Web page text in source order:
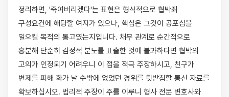
정리하면, '죽여버리겠다'는 표현은 형식적으로 협박죄
구성요건에 해당할 여지가 있으나, 핵심은 그것이 공포심을
일으킬 목적의 통고였는지입니다. 채무 관계로 순간적으로
흥분해 단순히 감정적 분노를 표출한 것에 불과하다면 협박의
고의가 인정되기 어려우니 이 점을 적극 주장하시고, 친구가
변제를 피해 화가 날 수밖에 없었던 경위를 뒷받침할 통신 자료를
확보하십시오. 법리적 주장이 주를 이루니 형사 전문 변호사와